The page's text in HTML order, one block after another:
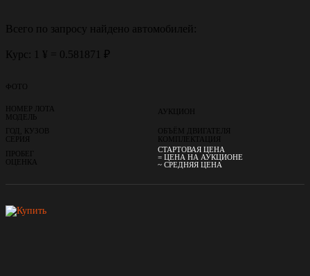
Всего по запросу найдено автомобилей:
Курс: 1 ¥ = 0.581871 ₽
ФОТО
НОМЕР ЛОТА
МОДЕЛЬ
АУКЦИОН
ГОД, КУЗОВ
СЕРИЯ
ОБЪЁМ ДВИГАТЕЛЯ
КОМПЛЕКТАЦИЯ
ПРОБЕГ
ОЦЕНКА
СТАРТОВАЯ ЦЕНА
= ЦЕНА НА АУКЦИОНЕ
~ СРЕДНЯЯ ЦЕНА